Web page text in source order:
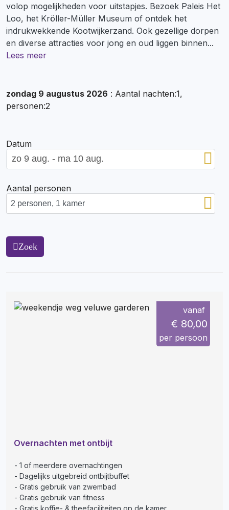
volop mogelijkheden voor uitstapjes. Bezoek Paleis Het
Loo, het Kröller-Müller Museum of ontdek het
indrukwekkende Kootwijkerzand. Ook gezellige dorpen
en diverse attracties voor jong en oud liggen binnen...
Lees meer
zondag 9 augustus 2026 : Aantal nachten:1,
personen:2
Datum
Aantal personen
Zoek
vanaf
€ 80,00
per persoon
Overnachten met ontbijt
1 of meerdere overnachtingen
Dagelijks uitgebreid ontbijtbuffet
Gratis gebruik van zwembad
Gratis gebruik van fitness
Gratis koffie- & theefaciliteiten op de kamer